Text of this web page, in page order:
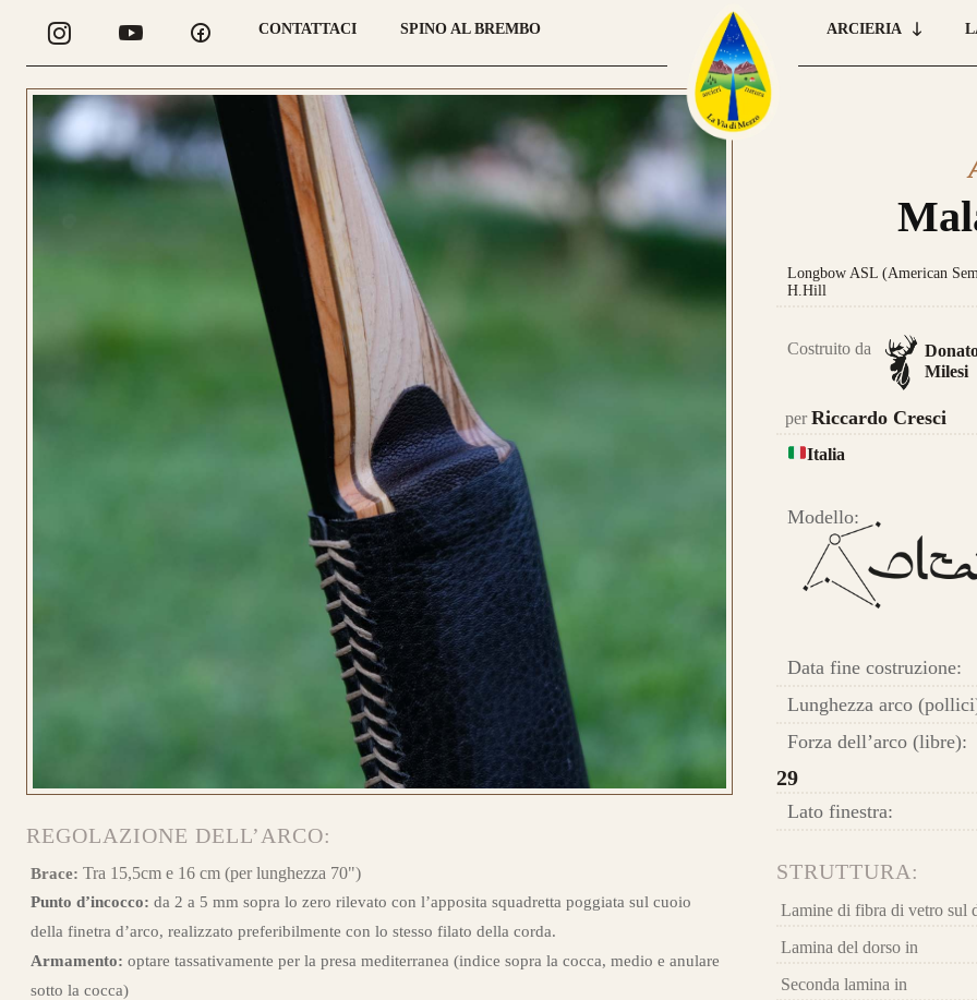
CONFIGURA E ORDINA IL TUO
LONGBOW
CONFIGURA E ORDINA IL TUO
LONGBOW
CONFIGURA E ORDINA IL TUO
LONGBOW
CONTATTACI SPINO AL BREMBO ARCIERIA
REGOLAZIONE DELL’ARCO:
Brace: Tra 15,5cm e 16 cm (per lunghezza 70")
Punto d’incocco: da 2 a 5 mm sopra lo zero rilevato con l’apposita squadretta poggiata sul cuoio
della finetra d’arco, realizzato preferibilmente con lo stesso filato della corda.
Armamento: optare tassativamente per la presa mediterranea (indice sopra la cocca, medio e anulare
sotto la cocca)
Longbow ASL (American
H.Hill
Costruito da
Milesi
per Riccardo Cresci
Italia
Modello:
Data fine costruzione:
Lunghezza arco
Forza dell’arco (libre):
29
Lato finestra:
STRUTTURA:
Lamine di fibra di vetro sul
Lamina del dorso in
Seconda lamina in